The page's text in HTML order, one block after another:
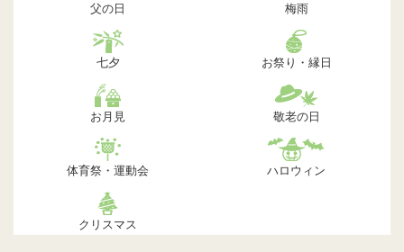
父の日 梅雨
七夕 お祭り・縁日
お月見 敬老の日
体育祭・運動会 ハロウィン
クリスマス